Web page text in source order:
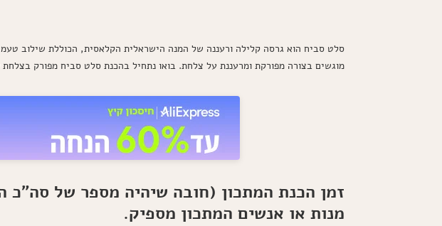
סלט סביח הוא גרסה קלילה ורעננה של המנה הישראלית הקלאסית, הכוללת שילוב
מוגשים בצורה מפורקת ומרעננת על צלחת. בואו נתחיל בהכנת סלט סביח מפורק בצלחת
זמן הכנת המתכון (חובה שיהיה מספר של
מנות או אנשים המתכון מספיק.